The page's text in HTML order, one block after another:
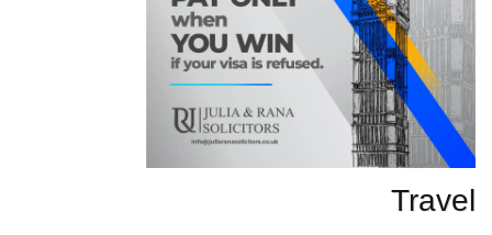
Travel